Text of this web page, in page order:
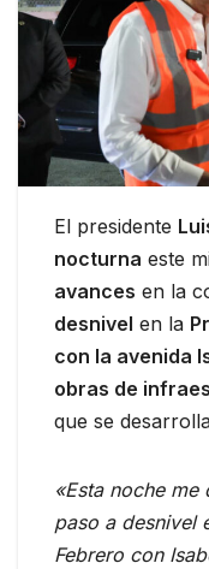
El presidente
nocturna este
avances en la
desnivel en la
con la avenida
obras de
que se
«Esta noche
paso a desnivel
Febrero con